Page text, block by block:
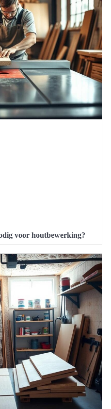
voor houtbewerking?